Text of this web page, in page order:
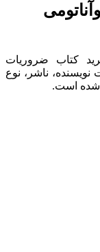
کتاب ضروریات
نویسنده، ناشر، نوع
شده است.